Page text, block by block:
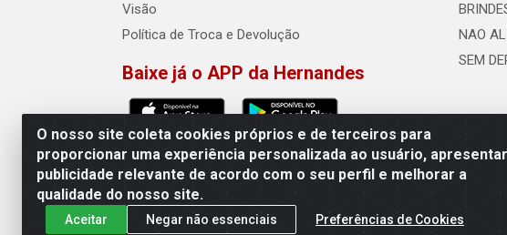
O nosso site coleta cookies próprios e de terceiros para
proporcionar uma experiência personalizada ao usuário, apresentar
publicidade relevante de acordo com o seu perfil e melhorar a
qualidade do nosso site.
Aceitar Negar não essenciais Preferências de Cookies
Visão
Política de Troca e Devolução
Baixe já o APP da Hernandes
NAO
SEM
Hernandes - Atacado e Distribuições - Rodovia